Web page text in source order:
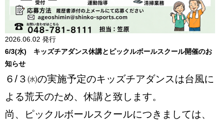
2026.06.02 発行
6/3(水) キッズチアダンス休講とピックルボールスクール開催のお
知らせ
６/３㈬の実施予定のキッズチアダンスは台風に
よる荒天のため、休講と致します。
尚、ピックルボールスクールにつきましては、